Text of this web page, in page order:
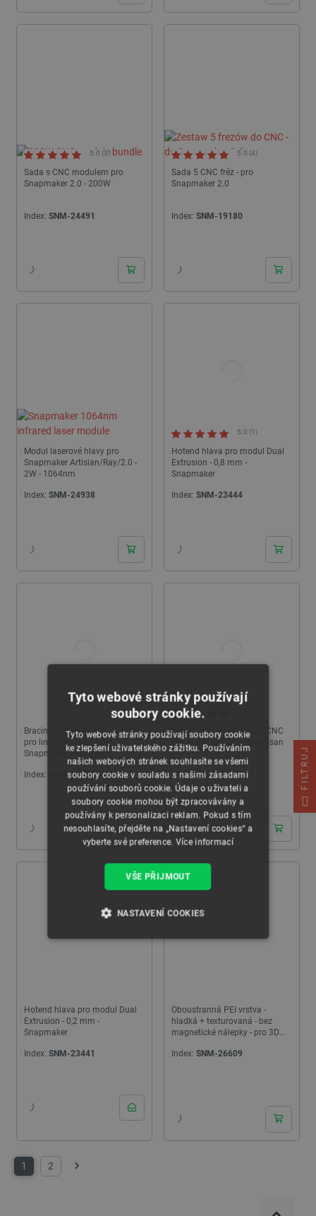
Sada s CNC modulem pro
Snapmaker 2.0 - 200W
5.0 (3)
Index: SNM-24491
Sada 5 CNC fréz - pro
Snapmaker 2.0
5.0 (4)
Index: SNM-19180
Modul laserové hlavy pro
Snapmaker Artisian/Ray/2.0 -
2W - 1064nm
Index: SNM-24938
Hotend hlava pro modul Dual
Extrusion - 0,8 mm -
Snapmaker
5.0 (1)
Index: SNM-23444
Bracing Kit - výztužné držáky
pro lineární moduly pro
Snapmaker 2.0 - 5 ks.
Index: SNM-24490
24h
Pracovní stůl pro práci s CNC
modulem Snapmaker Artisan
Index:SNM-23447
24h
Hotend hlava pro modul Dual
Extrusion - 0,2 mm -
Snapmaker
Index: SNM-23441
Oboustranná PEI vrstva -
hladká + texturovaná - bez
magnetické nálepky - pro 3D
Index: SNM-26609
1 2 Další
FILTRUJ
Tyto webové stránky používají
soubory cookie.
Tyto webové stránky používají soubory cookie
ke zlepšení uživatelského zážitku. Používáním
našich webových stránek souhlasíte se všemi
soubory cookie v souladu s našimi zásadami
používání souborů cookie. Údaje o uživateli a
soubory cookie mohou být zpracovávány a
používány k personalizaci reklam. Pokud s tím
nesouhlasíte, přejděte na „Nastavení cookies“ a
vyberte své preference. Více informací
VŠE PŘIJMOUT
NASTAVENÍ COOKIES
SOUBORY CÍLENÍ
Nezbytně nutné soubory
funkce webových stránek, jako je přihlášení